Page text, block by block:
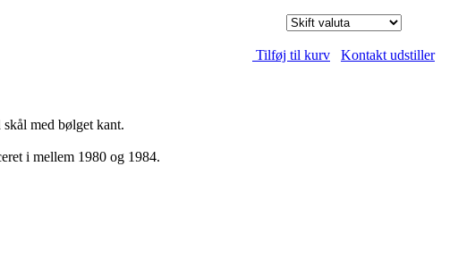
Tilføj til kurv Kontakt udstiller
med bølget kant.
i mellem 1980 og 1984.